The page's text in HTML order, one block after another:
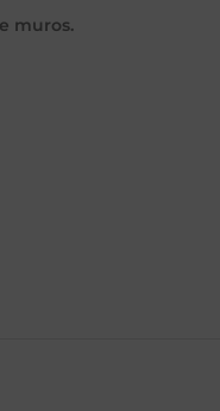
muros.